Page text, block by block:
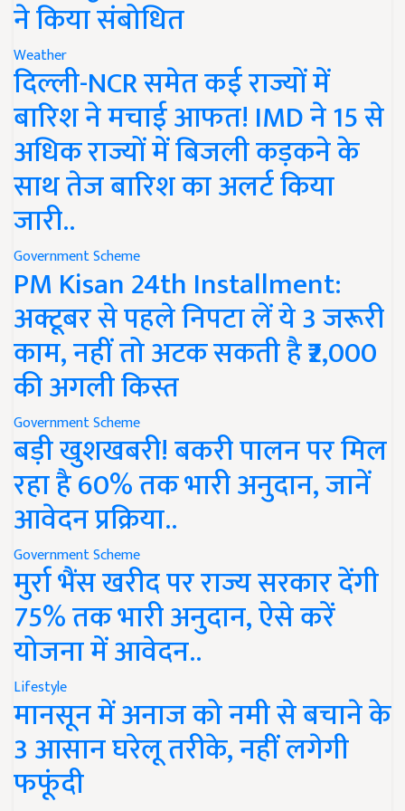
ने किया संबोधित
Weather
दिल्ली-NCR समेत कई राज्यों में
बारिश ने मचाई आफत! IMD ने 15 से
अधिक राज्यों में बिजली कड़कने के
साथ तेज बारिश का अलर्ट किया
जारी..
Government Scheme
PM Kisan 24th Installment:
अक्टूबर से पहले निपटा लें ये 3 जरूरी
काम, नहीं तो अटक सकती है ₹2,000
की अगली किस्त
Government Scheme
बड़ी खुशखबरी! बकरी पालन पर मिल
रहा है 60% तक भारी अनुदान, जानें
आवेदन प्रक्रिया..
Government Scheme
मुर्रा भैंस खरीद पर राज्य सरकार देंगी
75% तक भारी अनुदान, ऐसे करें
योजना में आवेदन..
Lifestyle
मानसून में अनाज को नमी से बचाने के
3 आसान घरेलू तरीके, नहीं लगेगी
फफूंदी